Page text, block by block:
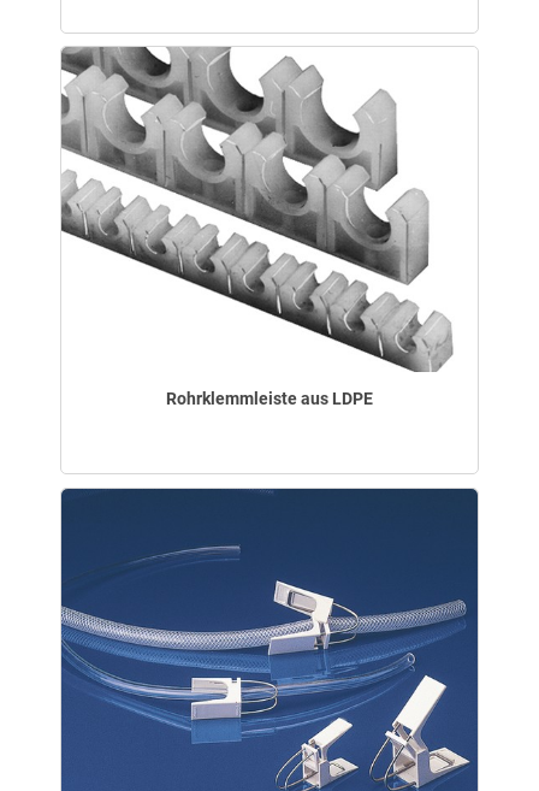
Rohrklemmleiste aus LDPE